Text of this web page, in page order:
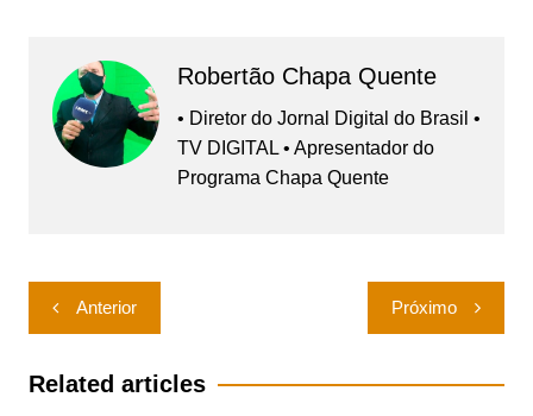
Robertão Chapa Quente
• Diretor do Jornal Digital do Brasil •
TV DIGITAL • Apresentador do
Programa Chapa Quente
Navegação
de
Post
Anterior Próximo
Related articles